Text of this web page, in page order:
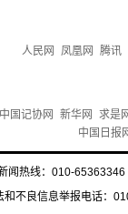
人民网 凤凰网 腾讯
中国记协网 新华网
求是
中国日报
闻热线：010-
和不良信息举报电话：